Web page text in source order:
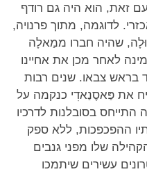
זאת, הוא היה גם רודף
לדוגמה, מתוך פרנויה,
שהיה חברו ממַאלָה
לאחר מכן את אחיינו
בראש צבאו. שנים רבות
את פַּאסֶנַאדִי כנקמה על
התייחס בסובלנות לדרכיו
ההפכפכות, ללא ספק
שלו מפני גנבים
עשירים שיתמכו